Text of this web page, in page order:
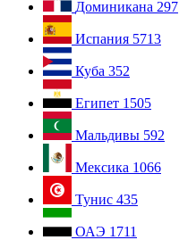
Доминикана 297
Испания 5713
Куба 352
Египет 1505
Мальдивы 592
Мексика 1066
Тунис 435
ОАЭ 1711